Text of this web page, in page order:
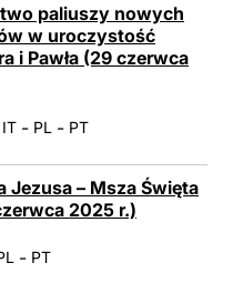
paliuszy nowych
w uroczystość
i Pawła (29 czerwca
IT - PL - PT
Jezusa – Msza Święta
2025 r.)
- PT